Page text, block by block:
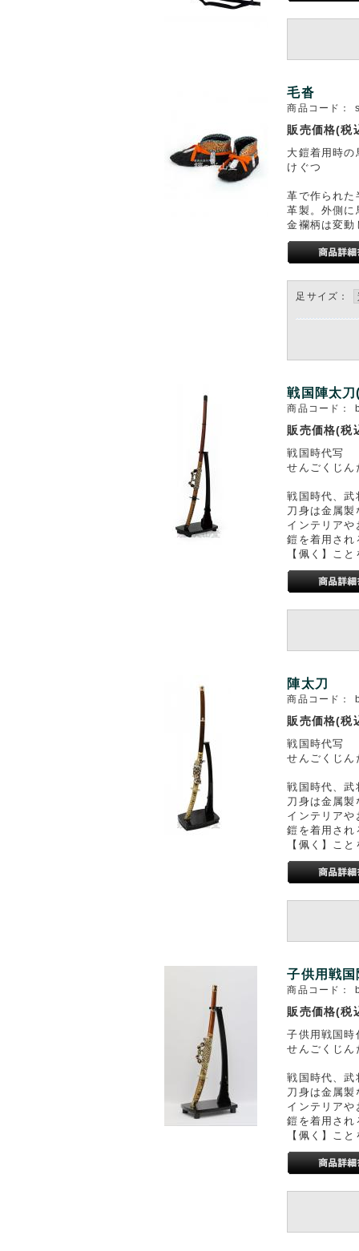
毛沓
商品コード：
販売価格(税
大鎧着用時の
けぐつ
革で作られた
革製。外側に
金襴柄は変動
足サイズ：
戦国陣太
商品コード：
販売価格(税
戦国時代写
せんごくじん
戦国時代、武
刀身は金属
インテリア
鎧を着用さ
【佩く】こ
陣太刀
商品コード：
販売価格(税
戦国時代写
せんごくじん
戦国時代、武
刀身は金属
インテリア
鎧を着用さ
【佩く】こ
子供用戦
商品コード：
販売価格(税
子供用戦国時
せんごくじん
戦国時代、武
刀身は金属
インテリア
鎧を着用さ
【佩く】こ